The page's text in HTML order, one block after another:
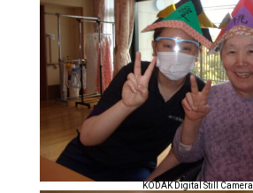
KODAK Digital Still Camera